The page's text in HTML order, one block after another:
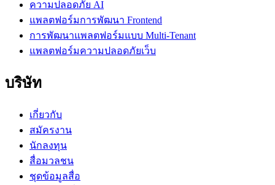
ความปลอดภัย AI
แพลตฟอร์มการพัฒนา Frontend
การพัฒนาแพลตฟอร์มแบบ Multi-Tenant
แพลตฟอร์มความปลอดภัยเว็บ
บริษัท
เกี่ยวกับ
สมัครงาน
นักลงทุน
สื่อมวลชน
ชุดข้อมูลสื่อ